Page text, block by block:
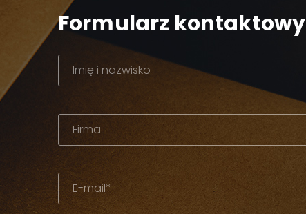
Formularz kontaktowy